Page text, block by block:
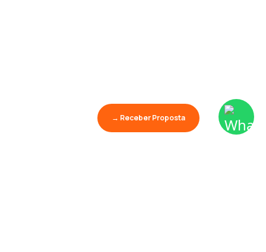
→ Receber Proposta